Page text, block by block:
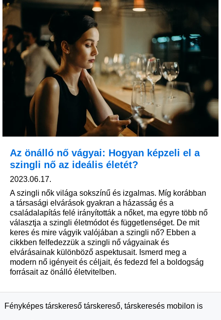
Az önálló nő vágyai: Hogyan képzeli el a
szingli nő az ideális életét?
2023.06.17.
A szingli nők világa sokszínű és izgalmas. Míg korábban
a társasági elvárások gyakran a házasság és a
családalapítás felé irányították a nőket, ma egyre több nő
választja a szingli életmódot és függetlenséget. De mit
keres és mire vágyik valójában a szingli nő? Ebben a
cikkben felfedezzük a szingli nő vágyainak és
elvárásainak különböző aspektusait. Ismerd meg a
modern nő igényeit és céljait, és fedezd fel a boldogság
forrásait az önálló életvitelben.
Fényképes társkereső társkereső, társkeresés mobilon is